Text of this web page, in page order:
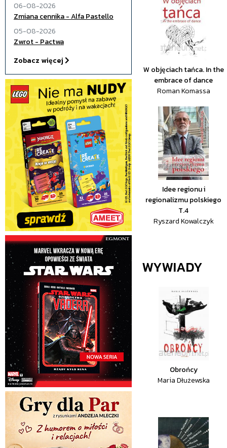
06-08-2026
Zmiana cennika - Alfa Pastello
05-08-2026
Zwrot - Pactwa
Zobacz więcej
W objęciach tańca. In the
embrace of dance
Roman Komassa
Idee regionu i
regionalizmu polskiego
T.4
Ryszard Kowalczyk
WYWIADY
Obrońcy
Maria Dłużewska